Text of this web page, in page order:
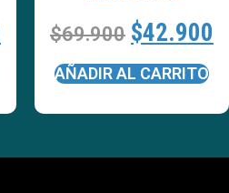
$69.900 $42.900
AÑADIR AL CARRITO